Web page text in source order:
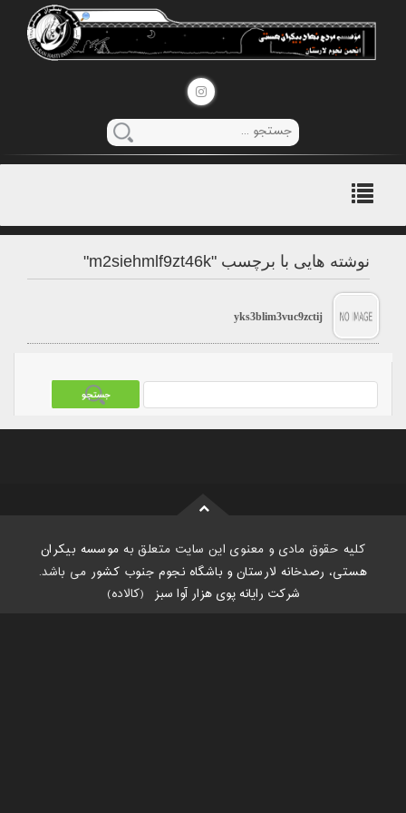
منوی
اصلی
نوشته هایی با برچسب "m2siehmlf9zt46k"
yks3blim3vuc9zctij
کلیه حقوق مادی و معنوی این سایت متعلق به موسسه بیکران
هستی، رصدخانه لارستان و باشگاه نجوم جنوب کشور می باشد.
شرکت رایانه پوی هزار آوا سبز (کالاده)